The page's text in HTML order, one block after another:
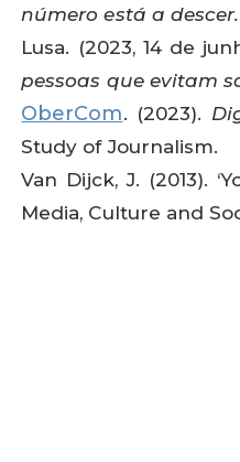
número está a descer.
Lusa. (2023, 14 de
pessoas que evitam
OberCom. (2023).
Study of Journalism.
Van Dijck, J. (2013).
Media, Culture and